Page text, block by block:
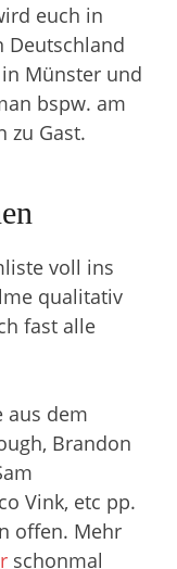
euch in
Deutschland
Münster und
bspw. am
zu Gast.
voll ins
qualitativ
fast alle
aus dem
Brandon
Vink, etc pp.
offen. Mehr
schonmal